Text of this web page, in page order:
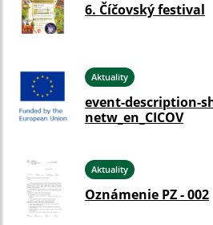
6. Číčovský festival
Aktuality
event-description-
netw_en_CICOV
Aktuality
Oznámenie PZ - 002